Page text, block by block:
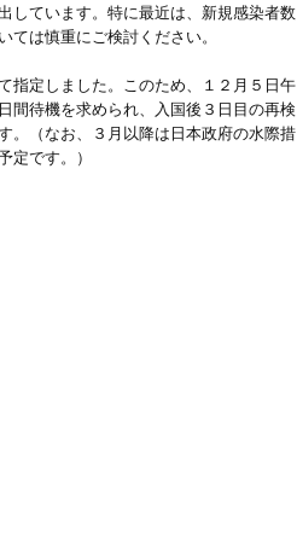
しています。特に最近は、新規感染者数
は慎重にご検討ください。
指定しました。このため、１２月５日午
間待機を求められ、入国後３日目の再検
。（なお、３月以降は日本政府の水際措
定です。）